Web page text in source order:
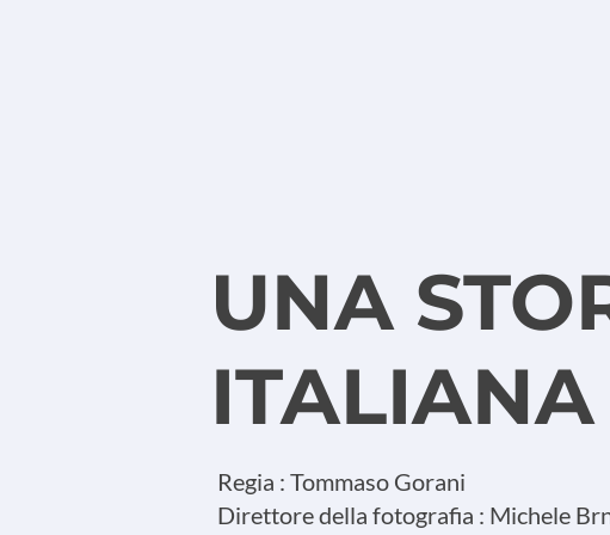
UNA
ITALIANA
Regia : Tommaso Gorani
Direttore della fotografia : Michele